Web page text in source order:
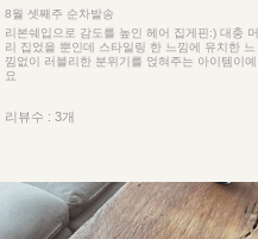
8월 셋째주 순차발송
리본쉐입으로 감도를 높인 헤어 집게핀:) 대충 머
리 집었을 뿐인데 스타일링 한 느낌에 유치한 느
낌없이 러블리한 분위기를 얹혀주는 아이템이예
요
리뷰수 : 3개